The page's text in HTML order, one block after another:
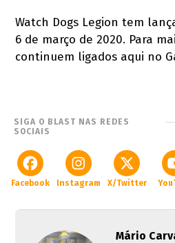
Watch Dogs Legion tem
6 de março de 2020. Para
continuem ligados aqui no
SIGA O BLAST NAS REDES
SOCIAIS
Facebook Instagram X/Twitter
Mário